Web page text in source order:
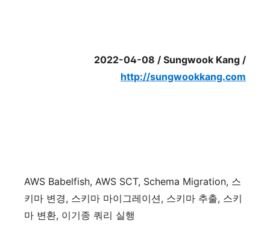
2022-04-08 / Sungwook Kang /
http://sungwookkang.com
AWS Babelfish, AWS SCT, Schema Migration, 스
키마 변경, 스키마 마이그레이션, 스키마 추출, 스키
마 변환, 이기종 쿼리 실행